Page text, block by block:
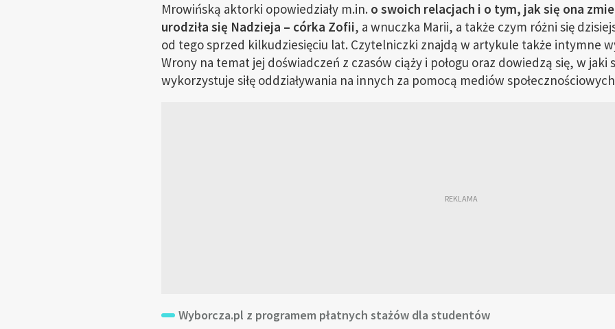
Mrowińską aktorki opowiedziały m.in. o swoich relacjach i o tym, jak się ona
urodziła się Nadzieja – córka Zofii, a wnuczka Marii, a także czym różni się
od tego sprzed kilkudziesięciu lat. Czytelniczki znajdą w artykule także intymne
Wrony na temat jej doświadczeń z czasów ciąży i połogu oraz dowiedzą się, w jaki
wykorzystuje siłę oddziaływania na innych za pomocą mediów
Wyborcza.pl z programem płatnych stażów dla studentów